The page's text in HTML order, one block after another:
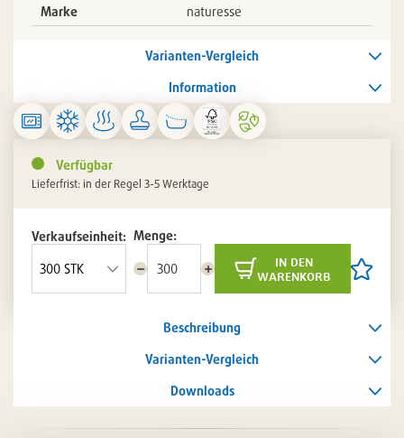
Marke
naturesse
Varianten-Vergleich
Information
Verfügbar
Lieferfrist: in der Regel 3-5 Werktage
Verkaufseinheit: Menge:
Menge
Menge
in den
warenkorb
Artikel
setzen
Beschreibung
Varianten-Vergleich
Downloads